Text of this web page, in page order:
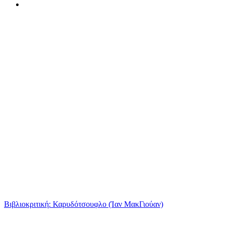
Βιβλιοκριτική: Καρυδότσουφλο (Ίαν ΜακΓιούαν)